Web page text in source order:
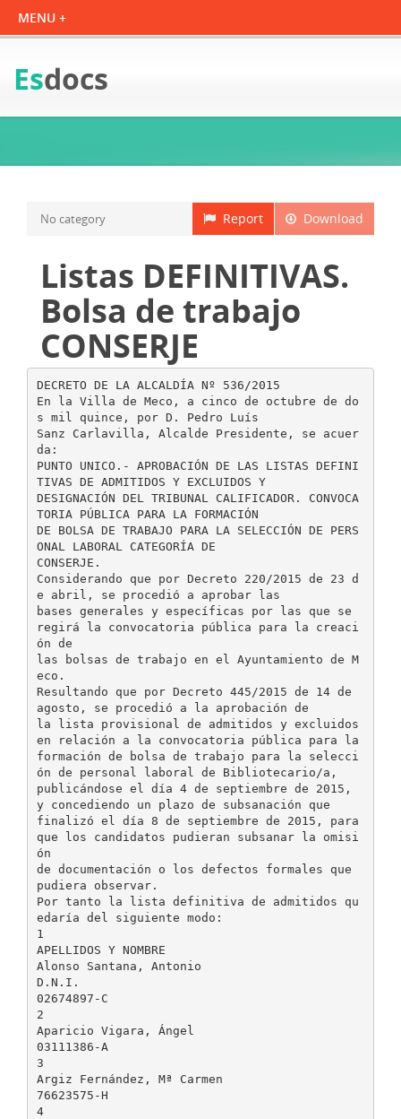
Esdocs
Download
Report
No category
Listas DEFINITIVAS.
Bolsa de trabajo
CONSERJE
DECRETO DE LA ALCALDÍA Nº 536/2015
En la Villa de Meco, a cinco de octubre de do
s mil quince, por D. Pedro Luís
Sanz Carlavilla, Alcalde Presidente, se acuer
da:
PUNTO UNICO.- APROBACIÓN DE LAS LISTAS DEFINI
TIVAS DE ADMITIDOS Y EXCLUIDOS Y
DESIGNACIÓN DEL TRIBUNAL CALIFICADOR. CONVOCA
TORIA PÚBLICA PARA LA FORMACIÓN
DE BOLSA DE TRABAJO PARA LA SELECCIÓN DE PERS
ONAL LABORAL CATEGORÍA DE
CONSERJE.
Considerando que por Decreto 220/2015 de 23 d
e abril, se procedió a aprobar las
bases generales y específicas por las que se
regirá la convocatoria pública para la creaci
ón de
las bolsas de trabajo en el Ayuntamiento de M
eco.
Resultando que por Decreto 445/2015 de 14 de
agosto, se procedió a la aprobación de
la lista provisional de admitidos y excluidos
en relación a la convocatoria pública para la
formación de bolsa de trabajo para la selecci
ón de personal laboral de Bibliotecario/a,
publicándose el día 4 de septiembre de 2015,
y concediendo un plazo de subsanación que
finalizó el día 8 de septiembre de 2015, para
que los candidatos pudieran subsanar la omisi
ón
de documentación o los defectos formales que
pudiera observar.
Por tanto la lista definitiva de admitidos qu
edaría del siguiente modo:
1
APELLIDOS Y NOMBRE
Alonso Santana, Antonio
D.N.I.
02674897-C
2
Aparicio Vigara, Ángel
03111386-A
3
Argiz Fernández, Mª Carmen
76623575-H
4